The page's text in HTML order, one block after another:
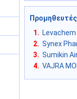
1. Levachem
2. Synex
3. Sumikin
4. VAJRA